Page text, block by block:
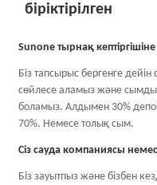
біріктірілген
Sunone тырнақ
Біз тапсырыс бергенге
сөйлесе аламыз және
боламыз. Алдымен 30%
70%. Немесе толық сым.
Сіз сауда компаниясы
Біз зауытпыз және бізбен